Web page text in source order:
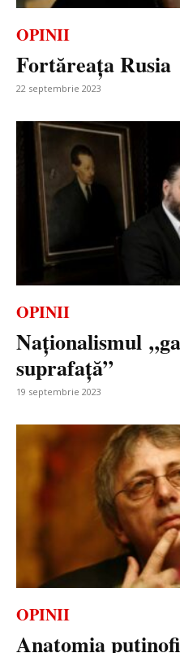
OPINII
Fortăreaţa Rusia
22 septembrie 2023
OPINII
Naționalismul
suprafață”
19 septembrie 2023
OPINII
Anatomia